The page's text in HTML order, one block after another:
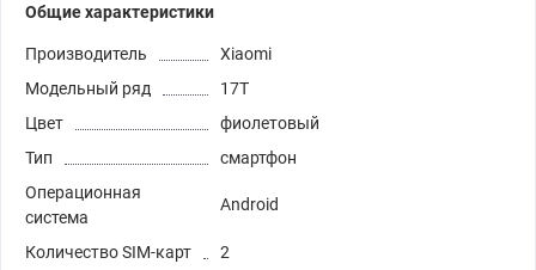
Общие характеристики
Производитель
Xiaomi
Модельный ряд
17T
Цвет
фиолетовый
Тип
смартфон
Операционная
система
Android
Количество SIM-карт
2